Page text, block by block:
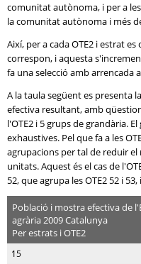
comunitat autònoma, i per a
la comunitat autònoma i més
Així, per a cada OTE2 i estrat
correspon, i aquesta
fa una selecció amb arrencada
A la taula següent es presenta
efectiva resultant, amb
l'OTE2 i 5 grups de grandària.
exhaustives. Pel que fa a les
agrupacions per tal de reduir
unitats. Aquest és el cas de
52, que agrupa les OTE2 52 i
Població i mostra efectiva de
agrària 2009 Catalunya
Per estrats i OTE2
15